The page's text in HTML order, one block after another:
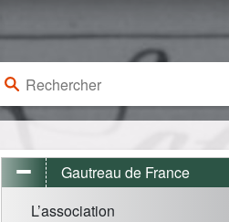
Rechercher :
Gautreau de France
L’association